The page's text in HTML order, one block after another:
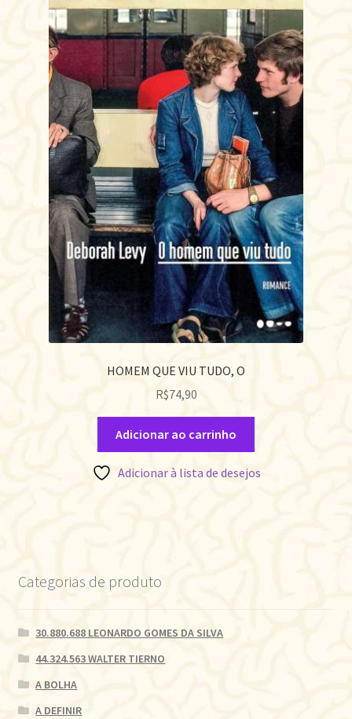
HOMEM QUE VIU TUDO, O
R$74,90
Adicionar ao carrinho
Adicionar à lista de desejos
Categorias de produto
30.880.688 LEONARDO GOMES DA SILVA
44.324.563 WALTER TIERNO
A BOLHA
A DEFINIR